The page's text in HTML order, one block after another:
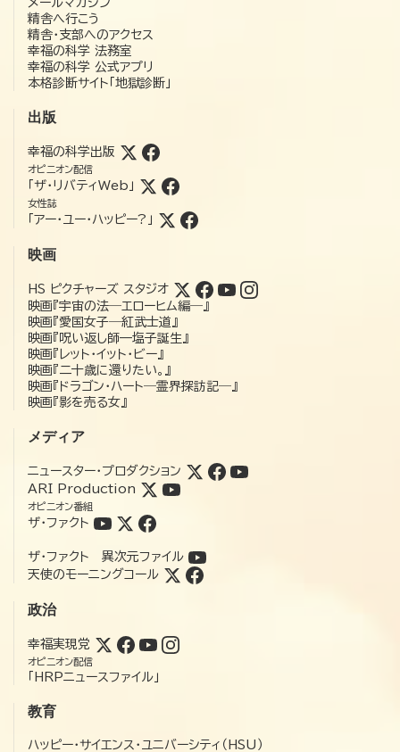
メールマガジン
精舎へ行こう
精舎・支部へのアクセス
幸福の科学 法務室
幸福の科学 公式アプリ
本格診断サイト「地獄診断」
出版
幸福の科学出版
オピニオン配信
「ザ・リバティWeb」
女性誌
「アー・ユー・ハッピー?」
映画
HS ピクチャーズ スタジオ
映画『宇宙の法―エローヒム編―』
映画『愛国女子―紅武士道』
映画『呪い返し師—塩子誕生』
映画『レット・イット・ビー』
映画『二十歳に還りたい。』
映画『ドラゴン・ハート―霊界探訪記―』
映画『影を売る女』
メディア
ニュースター・プロダクション
ARI Production
オピニオン番組
ザ・ファクト
ザ・ファクト 異次元ファイル
天使のモーニングコール
政治
幸福実現党
オピニオン配信
「HRPニュースファイル」
教育
ハッピー・サイエンス・ユニバーシティ（HSU）